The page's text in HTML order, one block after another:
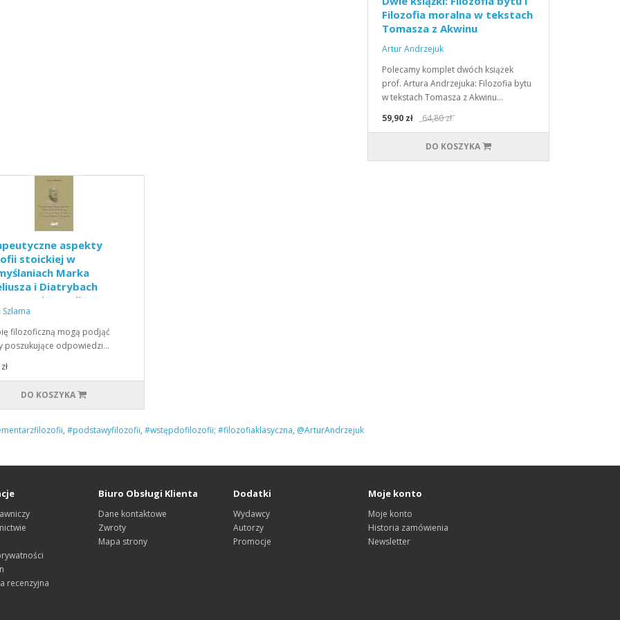
Filozofia moralna w tekstach
Tomasza z Akwinu
Artur Andrzejuk
Polecamy komplet dwóch książek
prof. Artura Andrzejuka: Filozofia bytu
w tekstach Tomasza z Akwinu…
59,90 zł
64,80 zł
DO KOSZYKA
aspekty
stoickiej w
Marka
i Diatrybach
z Hierapolis
filozoficzną mogą podjąć
poszukujące odpowiedzi…
DO KOSZYKA
, #podstawyfilozofii, #wstępdofilozofii; #filozofiaklasyczna, @ArturAndrzejuk
recenzyjna
Biuro Obsługi Klienta
Dane kontaktowe
Zwroty
Mapa strony
Dodatki
Wydawcy
Autorzy
Promocje
Moje konto
Moje konto
Historia zamówienia
Newsletter